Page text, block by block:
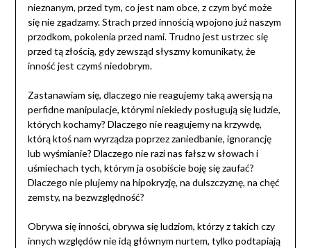
nieznanym, przed tym, co jest nam obce, z czym być może
się nie zgadzamy. Strach przed innością wpojono już naszym
przodkom, pokolenia przed nami. Trudno jest ustrzec się
przed tą złością, gdy zewsząd słyszmy komunikaty, że
inność jest czymś niedobrym.
Zastanawiam się, dlaczego nie reagujemy taką awersją na
perfidne manipulacje, którymi niekiedy posługują się ludzie,
których kochamy? Dlaczego nie reagujemy na krzywdę,
którą ktoś nam wyrządza poprzez zaniedbanie, ignorancję
lub wyśmianie? Dlaczego nie razi nas fałsz w słowach i
uśmiechach tych, którym ja osobiście boję się zaufać?
Dlaczego nie plujemy na hipokryzję, na dulszczyznę, na chęć
zemsty, na bezwzględność?
Obrywa się inności, obrywa się ludziom, którzy z takich czy
innych względów nie idą głównym nurtem, tylko podtapiają